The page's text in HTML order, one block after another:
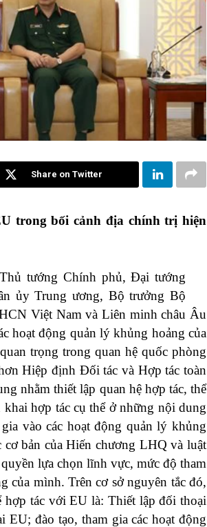
Share on Twitter
trong bối cảnh địa chính trị hiện
tướng Chính phủ, Đại tướng
ủy Trung ương, Bộ trưởng Bộ
Việt Nam và Liên minh châu Âu
hoạt động quản lý khủng hoảng của
trọng trong quan hệ quốc phòng
Hiệp định Đối tác và Hợp tác toàn
nhằm thiết lập quan hệ hợp tác, thể
hợp tác cụ thể ở những nội dung
vào các hoạt động quản lý khủng
cơ bản của Hiến chương LHQ và luật
lựa chọn lĩnh vực, mức độ tham
của mình. Trên cơ sở nguyên tắc đó,
tác với EU là: Thiết lập đối thoại
đào tạo, tham gia các hoạt động